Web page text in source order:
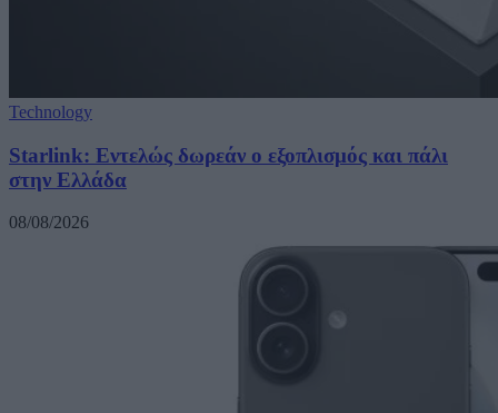
Technology
Starlink: Εντελώς δωρεάν ο εξοπλισμός και πάλι
στην Ελλάδα
08/08/2026